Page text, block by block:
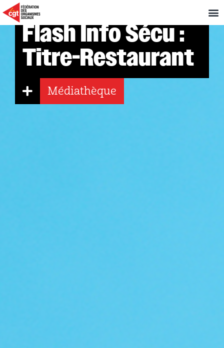
Flash Info Sécu :
Titre-Restaurant
Médiathèque